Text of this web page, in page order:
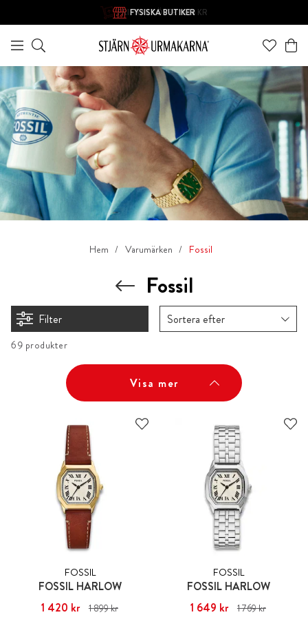
FRI FRAKT ÖVER 1000 KR
FYSISKA BUTIKER
Hem Varumärken Fossil
Fossil
Filter Sortera efter
69 produkter
Visa mer
FOSSIL
FOSSIL HARLOW
Nuvarande pris:
1 420 kr 1 899 kr
FOSSIL
FOSSIL HARLOW
Nuvarande pris:
1 649 kr 1 769 kr